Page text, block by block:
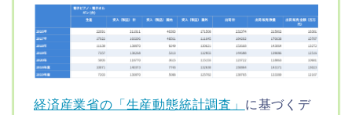
経済産業省の「生産動態統計調査」 に基づくデ